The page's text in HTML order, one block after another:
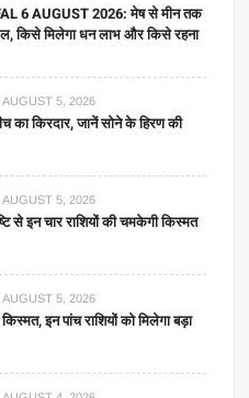
6 AUGUST 2026: मेष से मीन तक
किसे मिलेगा धन लाभ और किसे रहना
AUGUST 5, 2026
का किरदार, जानें सोने के हिरण की
AUGUST 5, 2026
से इन चार राशियों की चमकेगी किस्मत
AUGUST 5, 2026
इन पांच राशियों को मिलेगा बड़ा